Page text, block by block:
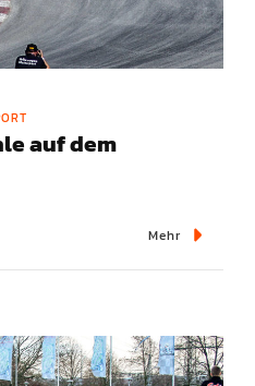
auf dem
Mehr